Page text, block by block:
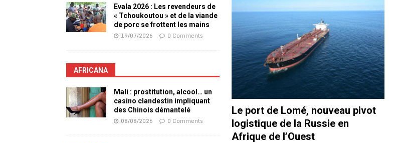
Evala 2026 : Les revendeurs de
« Tchoukoutou » et de la viande
de porc se frottent les mains
19/07/2026 0 Comments
AFRICANA
Mali : prostitution, alcool… un
casino clandestin impliquant
des Chinois démantelé
08/08/2026 0 Comments
Le port de Lomé, nouveau pivot
logistique de la Russie en
Afrique de l’Ouest